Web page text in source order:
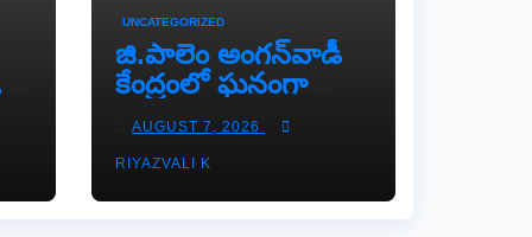
UNCATEGORIZED
జి.పాలెం అంగన్‌వాడీ
కేంద్రంలో ఘనంగా
‘తల్లిపాల
వారోత్సవాలు’
AUGUST 7, 2026
RIYAZVALI K